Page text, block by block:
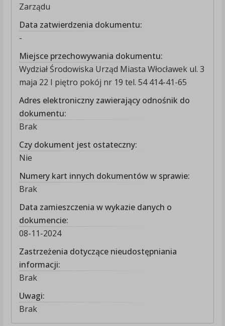
Zarządu
Data zatwierdzenia dokumentu:
-
Miejsce przechowywania dokumentu:
Wydział Środowiska Urząd Miasta Włocławek ul. 3
maja 22 I piętro pokój nr 19 tel. 54 414-41-65
Adres elektroniczny zawierający odnośnik do
dokumentu:
Brak
Czy dokument jest ostateczny:
Nie
Numery kart innych dokumentów w sprawie:
Brak
Data zamieszczenia w wykazie danych o
dokumencie:
08-11-2024
Zastrzeżenia dotyczące nieudostępniania
informacji:
Brak
Uwagi:
Brak